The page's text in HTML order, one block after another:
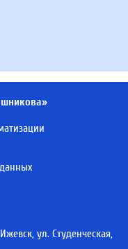
ул. Студенческая,